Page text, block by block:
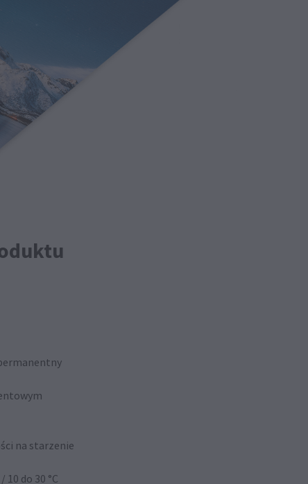
na starzenie
do 30 °C